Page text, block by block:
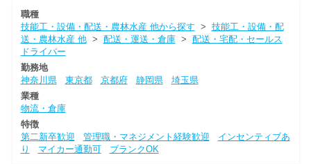
職種
技能工・設備・配送・農林水産 他から探す > 技能工・設備・配
送・農林水産 他> 配送・運送・倉庫> 配送・宅配・セールス
ドライバー
勤務地
神奈川県
東京都 京都府 静岡県
埼玉県
業種
物流・倉庫
特徴
第二新卒歓迎
管理職・マネジメント経験歓迎
インセンティブあ
り
マイカー通勤可 ブランクOK